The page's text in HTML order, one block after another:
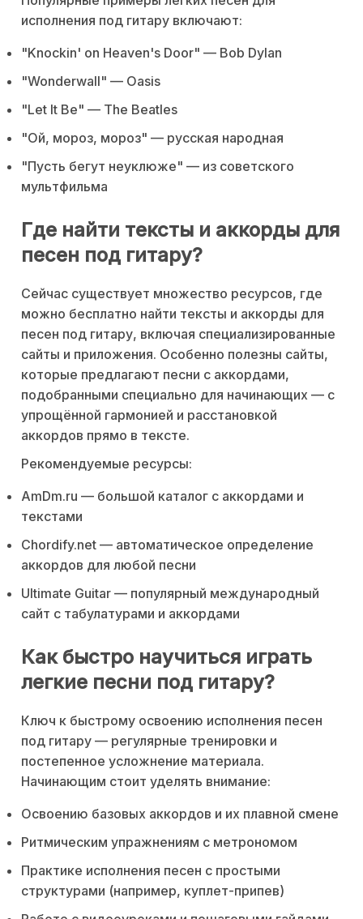
исполнения под гитару включают:
"Knockin' on Heaven's Door" — Bob Dylan
"Wonderwall" — Oasis
"Let It Be" — The Beatles
"Ой, мороз, мороз" — русская народная
"Пусть бегут неуклюже" — из советского
мультфильма
Где найти тексты и аккорды для
песен под гитару?
Сейчас существует множество ресурсов, где
можно бесплатно найти тексты и аккорды для
песен под гитару, включая специализированные
сайты и приложения. Особенно полезны сайты,
которые предлагают песни с аккордами,
подобранными специально для начинающих — с
упрощённой гармонией и расстановкой
аккордов прямо в тексте.
Рекомендуемые ресурсы:
AmDm.ru — большой каталог с аккордами и
текстами
Chordify.net — автоматическое определение
аккордов для любой песни
Ultimate Guitar — популярный международный
сайт с табулатурами и аккордами
Как быстро научиться играть
легкие песни под гитару?
Ключ к быстрому освоению исполнения песен
под гитару — регулярные тренировки и
постепенное усложнение материала.
Начинающим стоит уделять внимание:
Освоению базовых аккордов и их плавной смене
Ритмическим упражнениям с метрономом
Практике исполнения песен с простыми
структурами (например, куплет-припев)